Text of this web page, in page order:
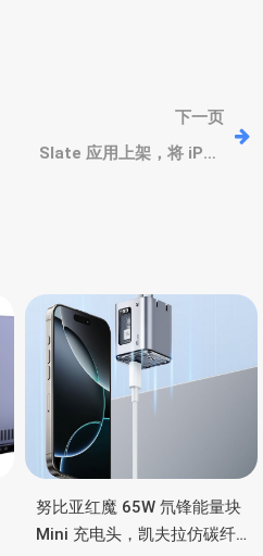
下一页
Slate 应用上架，将 iPad
努比亚红魔 65W 氘锋能量块
Mini 充电头，凯夫拉仿碳纤